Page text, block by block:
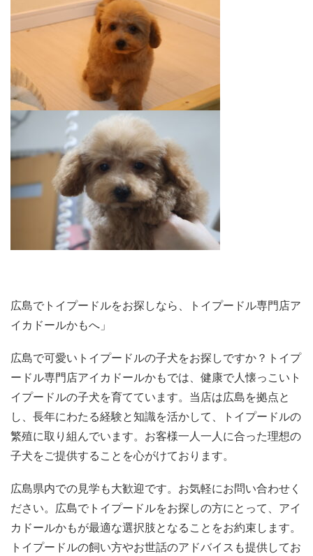
広島でトイプードルをお探しなら、トイプードル専門店ア
イカドールかもへ」
広島で可愛いトイプードルの子犬をお探しですか？トイプ
ードル専門店アイカドールかもでは、健康で人懐っこいト
イプードルの子犬を育てています。当店は広島を拠点と
し、長年にわたる経験と知識を活かして、トイプードルの
繁殖に取り組んでいます。お客様一人一人に合った理想の
子犬をご提供することを心がけております。
広島県内での見学も大歓迎です。お気軽にお問い合わせく
ださい。広島でトイプードルをお探しの方にとって、アイ
カドールかもが最適な選択肢となることをお約束します。
トイプードルの飼い方やお世話のアドバイスも提供してお